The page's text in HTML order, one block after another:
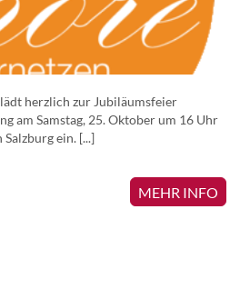
herzlich zur Jubiläumsfeier
am Samstag, 25. Oktober um 16 Uhr
ein. [...]
MEHR INFO